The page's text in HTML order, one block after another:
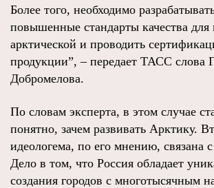
Более того, необходимо
повышенные стандарты качества для
арктической и проводить
продукции”, – передает ТАСС слова
Добромелова.
По словам эксперта, в этом случае
понятно, зачем развивать Арктику.
идеологема, по его мнению, связана
Дело в том, что Россия обладает
создания городов с многотысячным